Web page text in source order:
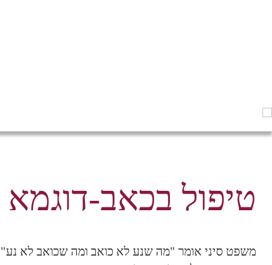
טיפול בכאב-דוגמא
משפט סיני אומר "מה שנע לא כואב ומה שכואב לא נע"